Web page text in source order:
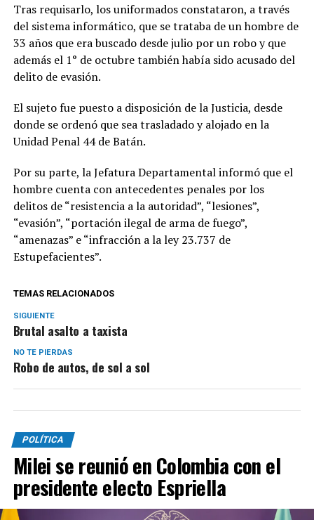
Tras requisarlo, los uniformados constataron, a través
del sistema informático, que se trataba de un hombre de
33 años que era buscado desde julio por un robo y que
además el 1° de octubre también había sido acusado del
delito de evasión.
El sujeto fue puesto a disposición de la Justicia, desde
donde se ordenó que sea trasladado y alojado en la
Unidad Penal 44 de Batán.
Por su parte, la Jefatura Departamental informó que el
hombre cuenta con antecedentes penales por los
delitos de “resistencia a la autoridad”, “lesiones”,
“evasión”, “portación ilegal de arma de fuego”,
“amenazas” e “infracción a la ley 23.737 de
Estupefacientes”.
TEMAS RELACIONADOS
SIGUIENTE
Brutal asalto a taxista
NO TE PIERDAS
Robo de autos, de sol a sol
POLÍTICA
Milei se reunió en Colombia con el
presidente electo Espriella